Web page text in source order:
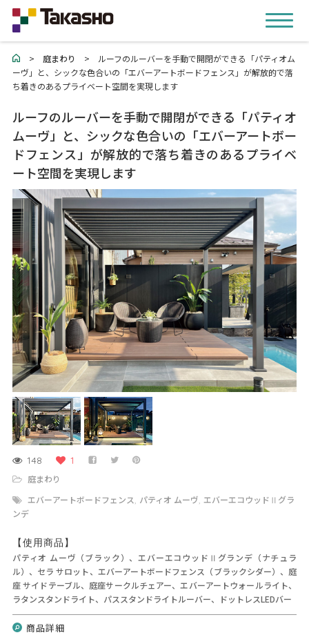
> 庭まわり > ルーフのルーバーを手動で開閉ができる「パティオム
ーヴ」と、シックな色合いの「エバーアートボードフェンス」が解放的で落
ち着きのあるプライベート空間を実現します
ルーフのルーバーを手動で開閉ができる「パティオ
ムーヴ」と、シックな色合いの「エバーアートボー
ドフェンス」が解放的で落ち着きのあるプライベ
ート空間を実現します
148 1
庭まわり
エバーアートボードフェンス パティオ ムーヴ エバーエコウッドⅡグラ
ンデ
【使用商品】
パティオ ムーヴ（ブラック）、エバーエコウッドⅡグランデ（ナチュラ
ル）、セラ サロット、エバーアートボードフェンス（ブラックシダー）、庭
座 サイドテーブル、庭座サークルチェアー、エバーアートウォールライト、
ラタンスタンドライト、パススタンドライトルーバー、ドットレスLEDバー
商品詳細